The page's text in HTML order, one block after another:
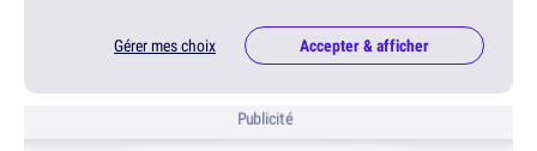
Gérer mes choix Accepter & afficher
Publicité